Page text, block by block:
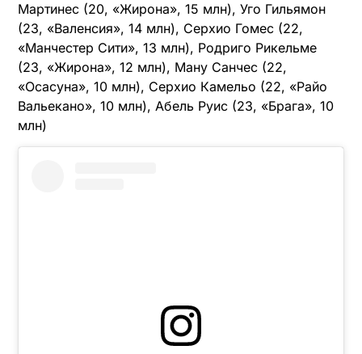
Мартинес (20, «Жирона», 15 млн), Уго Гильямон
(23, «Валенсия», 14 млн), Серхио Гомес (22,
«Манчестер Сити», 13 млн), Родриго Рикельме
(23, «Жирона», 12 млн), Ману Санчес (22,
«Осасуна», 10 млн), Серхио Камельо (22, «Райо
Вальекано», 10 млн), Абель Руис (23, «Брага», 10
млн)